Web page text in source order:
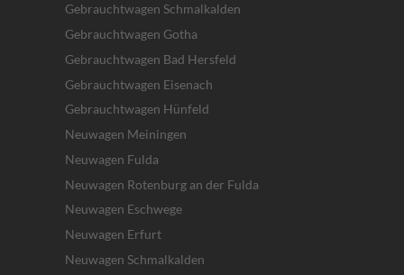
Gebrauchtwagen Schmalkalden
Gebrauchtwagen Gotha
Gebrauchtwagen Bad Hersfeld
Gebrauchtwagen Eisenach
Gebrauchtwagen Hünfeld
Neuwagen Meiningen
Neuwagen Fulda
Neuwagen Rotenburg an der Fulda
Neuwagen Eschwege
Neuwagen Erfurt
Neuwagen Schmalkalden